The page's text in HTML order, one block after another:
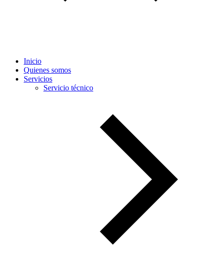
Inicio
Quienes somos
Servicios
Servicio técnico